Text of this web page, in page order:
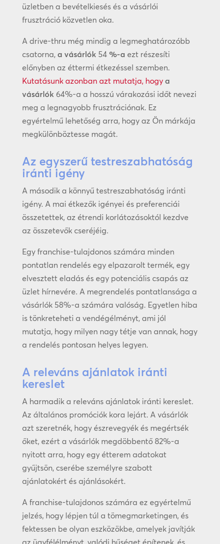
üzletben a bevételkiesés és a vásárlói
frusztráció közvetlen oka.
A drive-thru még mindig a legmeghatározóbb
csatorna, a vásárlók 54 %-a ezt részesíti
előnyben az éttermi étkezéssel szemben.
Kutatásunk azonban azt mutatja, hogy a
vásárlók 64%-a a hosszú várakozási időt nevezi
meg a legnagyobb frusztrációnak. Ez
egyértelmű lehetőség arra, hogy az Ön márkája
megkülönböztesse magát.
Az egyszerű testreszabhatóság
iránti igény
A második a könnyű testreszabhatóság iránti
igény. A mai étkezők igényei és preferenciái
összetettek, az étrendi korlátozásoktól kezdve
az összetevők cseréjéig.
Egy franchise-tulajdonos számára minden
pontatlan rendelés egy elpazarolt termék, egy
elvesztett eladás és egy potenciális csapás az
üzlet hírnevére. A megrendelés pontatlansága a
vásárlók 58%-a számára valóság. Egyetlen hiba
is tönkreteheti a vendégélményt, ami jól
mutatja, hogy milyen nagy tétje van annak, hogy
a rendelés pontosan helyes legyen.
A releváns ajánlatok iránti
kereslet
A harmadik a releváns ajánlatok iránti kereslet.
Az általános promóciók kora lejárt. A vásárlók
azt szeretnék, hogy észrevegyék és megértsék
őket, ezért a vásárlók megdöbbentő 82%-a
nyitott arra, hogy egy étterem adatokat
gyűjtsön, cserébe személyre szabott
ajánlatokért és ajánlásokért.
A franchise-tulajdonos számára ez egyértelmű
jelzés, hogy lépjen túl a tömegmarketingen, és
fektessen be olyan eszközökbe, amelyek javítják
az ügyfélélményt, valódi hűséget építenek, és